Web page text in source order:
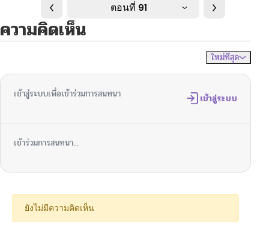
ตอนที่ 91
ความคิดเห็น
ใหม่ที่สุด
เข้าสู่ระบบเพื่อเข้าร่วมการสนทนา เข้าสู่ระบบ
เข้าร่วมการสนทนา...
ยังไม่มีความคิดเห็น